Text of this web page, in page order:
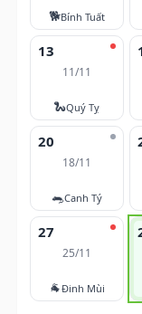
🐕Bính Tuất
13
11/11
🐍Quý Tỵ
20
18/11
🐀Canh Tý
27
25/11
🐐Đinh Mùi